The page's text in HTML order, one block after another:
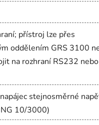
přístroj lze přes
oddělením GRS 3100
na rozhraní RS232 nebo
stejnosměrné
10/3000)